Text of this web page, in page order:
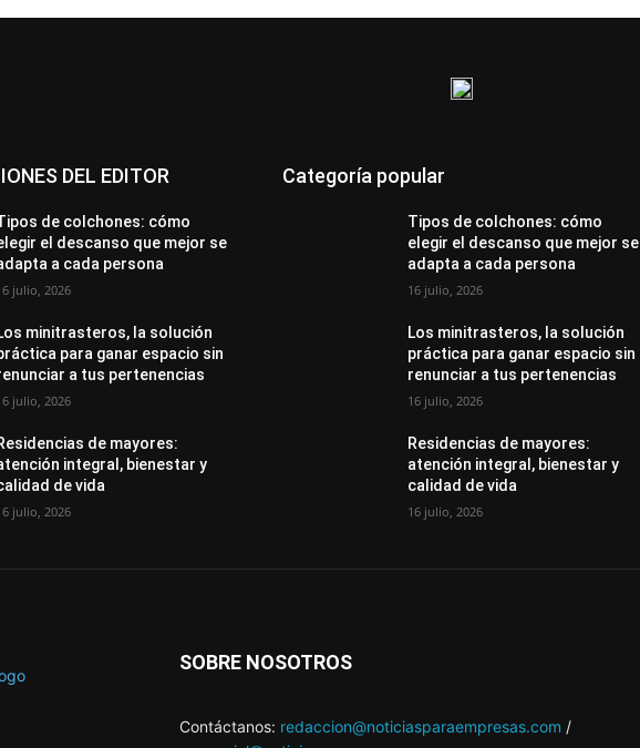
DEL EDITOR
de colchones: cómo
el descanso que mejor se
a cada persona
julio, 2026
minitrasteros, la solución
para ganar espacio sin
a tus pertenencias
julio, 2026
de mayores:
integral, bienestar y
de vida
julio, 2026
Categoría popular
Tipos de colchones: cómo
elegir el descanso que mejor se
adapta a cada persona
16 julio, 2026
Los minitrasteros, la solución
práctica para ganar espacio sin
renunciar a tus pertenencias
16 julio, 2026
Residencias de mayores:
atención integral, bienestar y
calidad de vida
16 julio, 2026
SOBRE NOSOTROS
Contáctanos: redaccion@noticiasparaempresas.com /